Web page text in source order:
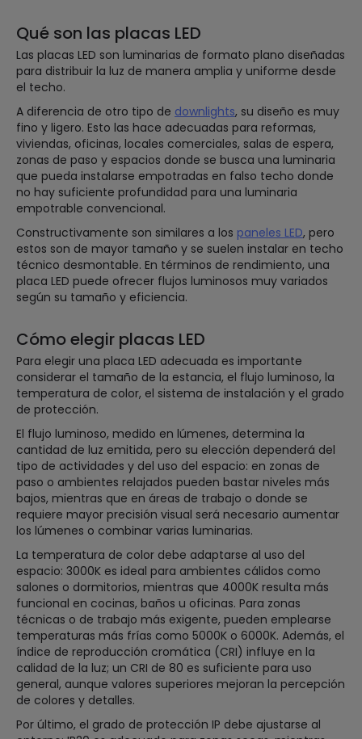
Qué son las placas LED
Las placas LED son luminarias de formato plano diseñadas
para distribuir la luz de manera amplia y uniforme desde
el techo.
A diferencia de otro tipo de downlights, su diseño es muy
fino y ligero. Esto las hace adecuadas para reformas,
viviendas, oficinas, locales comerciales, salas de espera,
zonas de paso y espacios donde se busca una luminaria
que pueda instalarse empotradas en falso techo donde
no hay suficiente profundidad para una luminaria
empotrable convencional.
Constructivamente son similares a los paneles LED, pero
estos son de mayor tamaño y se suelen instalar en techo
técnico desmontable. En términos de rendimiento, una
placa LED puede ofrecer flujos luminosos muy variados
según su tamaño y eficiencia.
Cómo elegir placas LED
Para elegir una placa LED adecuada es importante
considerar el tamaño de la estancia, el flujo luminoso, la
temperatura de color, el sistema de instalación y el grado
de protección.
El flujo luminoso, medido en lúmenes, determina la
cantidad de luz emitida, pero su elección dependerá del
tipo de actividades y del uso del espacio: en zonas de
paso o ambientes relajados pueden bastar niveles más
bajos, mientras que en áreas de trabajo o donde se
requiere mayor precisión visual será necesario aumentar
los lúmenes o combinar varias luminarias.
La temperatura de color debe adaptarse al uso del
espacio: 3000K es ideal para ambientes cálidos como
salones o dormitorios, mientras que 4000K resulta más
funcional en cocinas, baños u oficinas. Para zonas
técnicas o de trabajo más exigente, pueden emplearse
temperaturas más frías como 5000K o 6000K. Además, el
índice de reproducción cromática (CRI) influye en la
calidad de la luz; un CRI de 80 es suficiente para uso
general, aunque valores superiores mejoran la percepción
de colores y detalles.
Por último, el grado de protección IP debe ajustarse al